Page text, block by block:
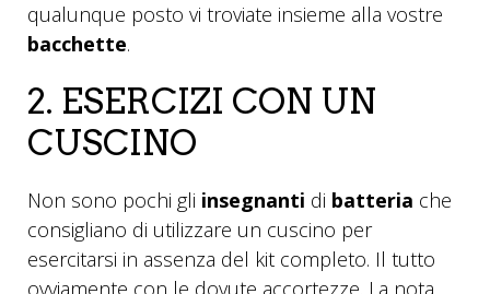
qualunque posto vi troviate insieme alla vostre
bacchette.
2. ESERCIZI CON UN
CUSCINO
Non sono pochi gli insegnanti di batteria che
consigliano di utilizzare un cuscino per
esercitarsi in assenza del kit completo. Il tutto